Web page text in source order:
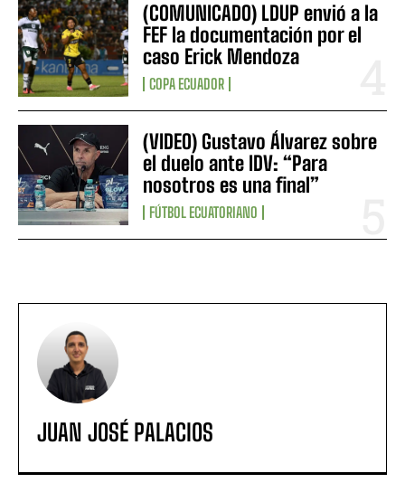
(COMUNICADO) LDUP envió a la
FEF la documentación por el
caso Erick Mendoza
COPA ECUADOR
(VIDEO) Gustavo Álvarez sobre
el duelo ante IDV: “Para
nosotros es una final”
FÚTBOL ECUATORIANO
JUAN JOSÉ PALACIOS